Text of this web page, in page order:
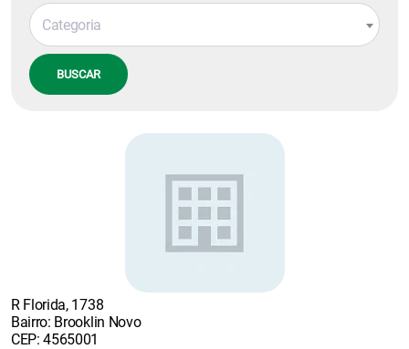
Categoria
BUSCAR
R Florida, 1738
Bairro: Brooklin Novo
CEP: 4565001